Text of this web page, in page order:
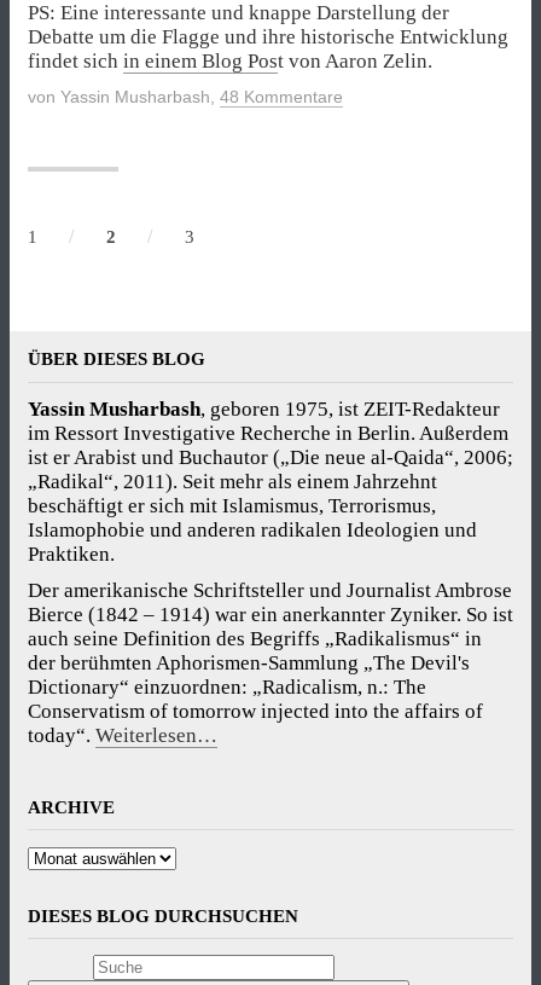
PS: Eine interessante und knappe Darstellung der
Debatte um die Flagge und ihre historische Entwicklung
findet sich in einem Blog Post von Aaron Zelin.
von Yassin Musharbash 48 Kommentare
1 / 2 / 3
ÜBER DIESES BLOG
Yassin Musharbash, geboren 1975, ist ZEIT-Redakteur
im Ressort Investigative Recherche in Berlin. Außerdem
ist er Arabist und Buchautor („Die neue al-Qaida“, 2006;
„Radikal“, 2011). Seit mehr als einem Jahrzehnt
beschäftigt er sich mit Islamismus, Terrorismus,
Islamophobie und anderen radikalen Ideologien und
Praktiken.
Der amerikanische Schriftsteller und Journalist Ambrose
Bierce (1842 – 1914) war ein anerkannter Zyniker. So ist
auch seine Definition des Begriffs „Radikalismus“ in
der berühmten Aphorismen-Sammlung „The Devil's
Dictionary“ einzuordnen: „Radicalism, n.: The
Conservatism of tomorrow injected into the affairs of
today“. Weiterlesen…
ARCHIVE
Archive
DIESES BLOG DURCHSUCHEN